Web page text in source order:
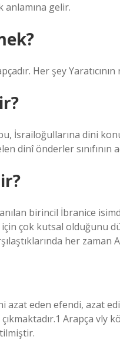
anlamına gelir.
Her şey
İsrailoğullarına dini
dinî önderler sınıfının
çok kutsal olduğunu
her zaman
azat eden efendi, azat
Arapça vly